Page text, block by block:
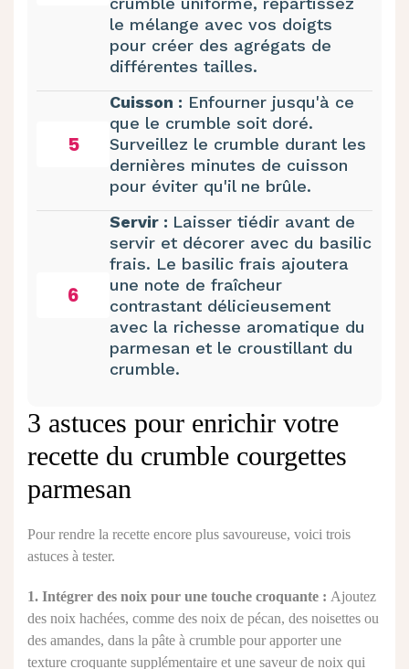
le mélange avec vos doigts
pour créer des agrégats de
différentes tailles.
5
Cuisson : Enfourner jusqu'à ce
que le crumble soit doré.
Surveillez le crumble durant les
dernières minutes de cuisson
pour éviter qu'il ne brûle.
6
Servir : Laisser tiédir avant de
servir et décorer avec du basilic
frais. Le basilic frais ajoutera
une note de fraîcheur
contrastant délicieusement
avec la richesse aromatique du
parmesan et le croustillant du
crumble.
3 astuces pour enrichir votre
recette du crumble courgettes
parmesan
Pour rendre la recette encore plus savoureuse, voici trois
astuces à tester.
1. Intégrer des noix pour une touche croquante : Ajoutez
des noix hachées, comme des noix de pécan, des noisettes ou
des amandes, dans la pâte à crumble pour apporter une
texture croquante supplémentaire et une saveur de noix qui